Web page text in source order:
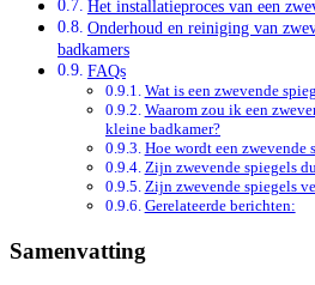
Het installatieproces van een
Onderhoud en reiniging van
badkamers
FAQs
Wat is een zwevende
Waarom zou ik een
kleine badkamer?
Hoe wordt een zwevende
Zijn zwevende spiegels
Zijn zwevende spiegels
Gerelateerde berichten:
Samenvatting